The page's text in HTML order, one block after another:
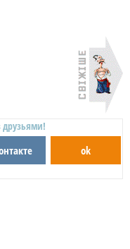
друзьями!
ok